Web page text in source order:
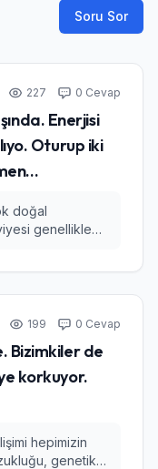
Soru Sor
227 0 Cevap
Enerjisi
Oturup iki
doğal
genellikle
199 0 Cevap
Bizimkiler de
korkuyor.
hepimizin
genetik